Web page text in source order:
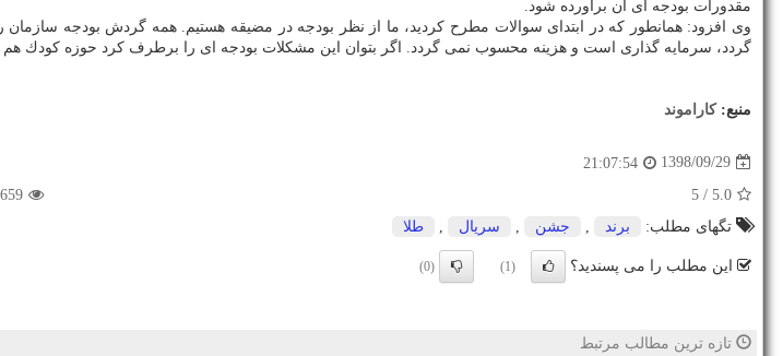
مقدورات بودجه ای آن برآورده شود.
وی افزود: همانطور كه در ابتدای سوالات مطرح كردید، ما از نظر بودجه در مضیقه هستیم. همه گردش بودجه
گردد، سرمایه گذاری است و هزینه محسوب نمی گردد. اگر بتوان این مشكلات بودجه ای را برطرف كرد حوزه كودك هم
منبع:كاراموند
1398/09/29
21:07:54
5.0
/ 5
تگهای مطلب:
برند جشن سریال طلا
این مطلب را می پسندید؟ (1)
(0)
تازه ترین مطالب مرتبط